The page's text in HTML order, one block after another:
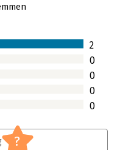
2
0
0
0
0
?